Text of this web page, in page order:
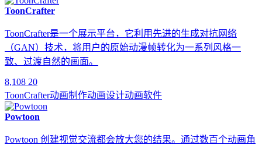
ToonCrafter
ToonCrafter是一个展示平台，它利用先进的生成对抗网络
（GAN）技术，将用户的原始动漫帧转化为一系列风格一
致、过渡自然的画面。
8,108 20
ToonCrafter动画制作动画设计动画软件
Powtoon
Powtoon 创建视觉交流都会放大您的结果。通过数百个动画角